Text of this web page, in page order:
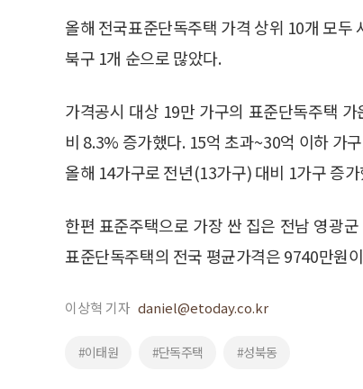
올해 전국표준단독주택 가격 상위 10개 모두
북구 1개 순으로 많았다.
가격공시 대상 19만 가구의 표준단독주택
비 8.3% 증가했다. 15억 초과~30억 이하 가
올해 14가구로 전년(13가구) 대비 1가구 증
한편 표준주택으로 가장 싼 집은 전남 영광
표준단독주택의 전국 평균가격은 9740만원
이상혁 기자 daniel@etoday.co.kr
#이태원 #단독주택 #성북동